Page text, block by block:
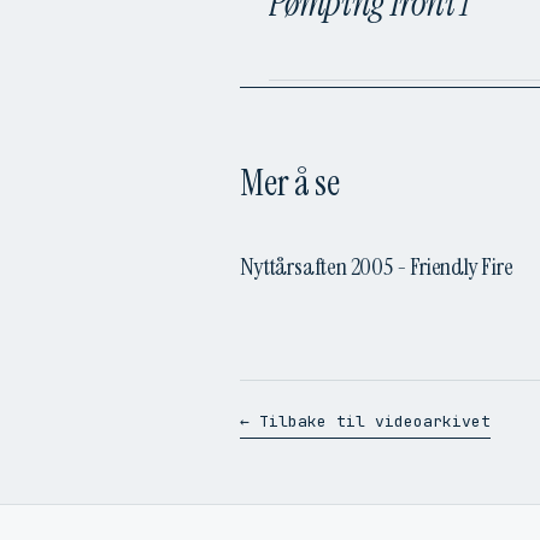
Mer å se
Nyttårsaften 2005 - Friendly Fire
← Tilbake til videoarkivet